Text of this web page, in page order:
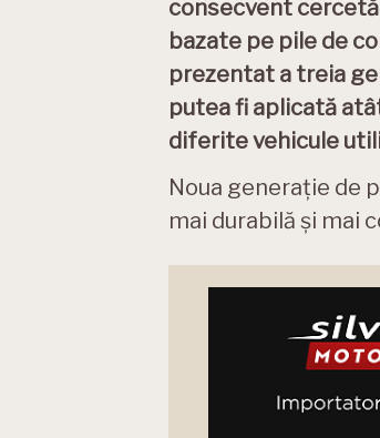
consecvent
bazate pe pile de
prezentat a treia
putea fi aplicată
diferite vehicule
Noua generație de
mai durabilă și mai